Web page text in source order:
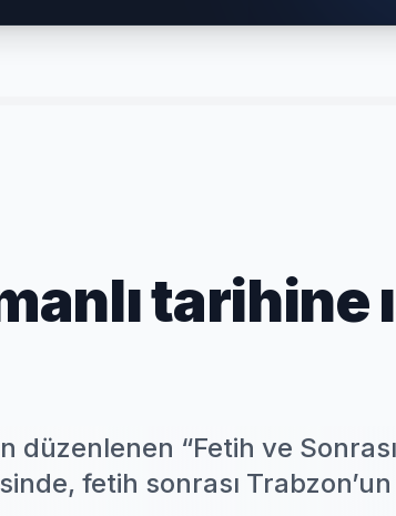
tarihine
düzenlenen “Fetih ve
fetih sonrası Trabzon’un